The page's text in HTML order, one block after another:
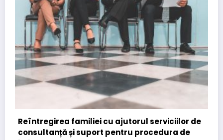
ajutorul serviciilor de
procedura de
Importanța